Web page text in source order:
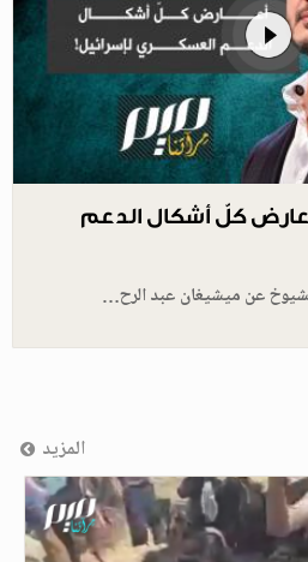
كلّ أشكال الدعم
عن ميشيغان عبد الرح…
المزيد